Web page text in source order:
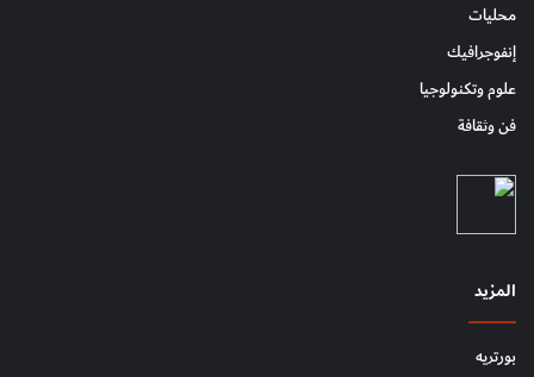
محليات
إنفوجرافيك
علوم وتكنولوجيا
فن وثقافة
المزيد
بورتريه